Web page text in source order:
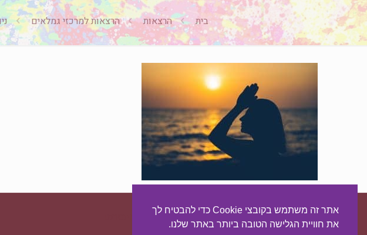
בית הרצאות הרצאות למרכזי גמלאים ניו
עיצוב ובניית האתר: מאסטר סייט - יצירת נוכחות באינטרנט
אתר זה משתמש בקובצי Cookie כדי להבטיח לך
את חוויית הגלישה הטובה ביותר באתר שלנו.